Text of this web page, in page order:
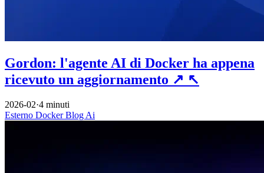
Gordon: l'agente AI di Docker ha appena
ricevuto un aggiornamento ↗ ↖
2026-02·4 minuti
Esterno DockerBlog Ai